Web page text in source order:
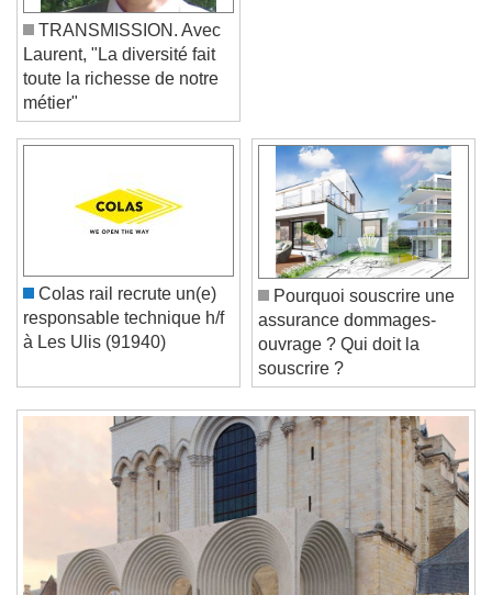
Video Player is loading.
Play Video
Skip Forward
Unmute
Current Time0:00
/
Duration-:-
Stream TypeLIVE
Seek to live, currently behind liveLIVE
Remaining Time-0:00
Playback Rate
Chapters
Chapters
TRANSMISSION. Avec
Laurent, "La diversité fait
toute la richesse de notre
métier"
Colas rail recrute un(e)
responsable technique h/f
Pourquoi souscrire une
assurance dommages-
ouvrage ? Qui doit la
souscrire ?